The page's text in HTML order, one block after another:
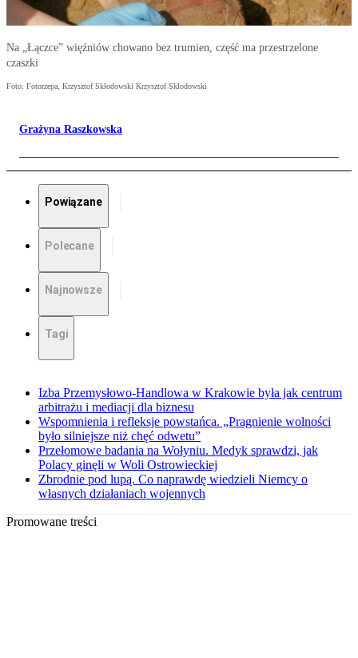
Na „Łączce” więźniów chowano bez trumien, część ma przestrzelone
czaszki
Foto: Fotorzepa, Krzysztof Skłodowski Krzysztof Skłodowski
Grażyna Raszkowska
Powiązane
Polecane
Najnowsze
Tagi
Izba Przemysłowo-Handlowa w Krakowie była jak centrum
arbitrażu i mediacji dla biznesu
Wspomnienia i refleksje powstańca. „Pragnienie wolności
było silniejsze niż chęć odwetu”
Przełomowe badania na Wołyniu. Medyk sprawdzi, jak
Polacy ginęli w Woli Ostrowieckiej
Zbrodnie pod lupą. Co naprawdę wiedzieli Niemcy o
własnych działaniach wojennych
Promowane treści